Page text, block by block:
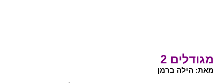
מגודלים 2
מאת: הילה ברמן